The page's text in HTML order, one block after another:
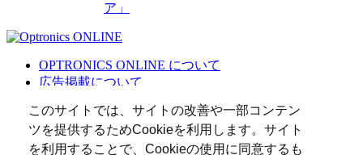
このサイトでは、サイトの改善や一部コンテン
ツを提供するためCookieを利用します。サイト
を利用することで、Cookieの使用に同意するも
ア」
OPTRONICS ONLINE について
広告掲載について
個人情報
光関連リンク集